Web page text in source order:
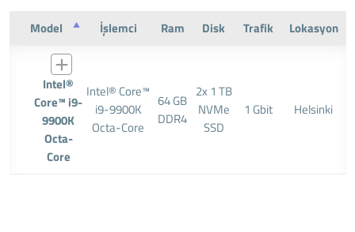
Model İşlemci Ram Disk Trafik Lokasyon
Intel®
Core™ i9-
9900K
Octa-
Core
Intel® Core™
i9-9900K
Octa-Core
64 GB
DDR4
2x 1 TB
NVMe
SSD
1 Gbit Helsinki